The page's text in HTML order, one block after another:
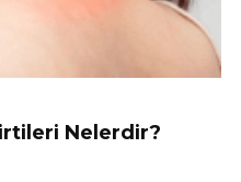
Nelerdir?